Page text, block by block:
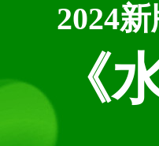
2024
《